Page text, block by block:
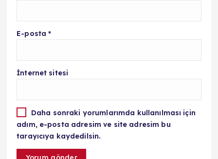
E-posta*
İnternet sitesi
Daha sonraki yorumlarımda kullanılması için
adım, e-posta adresim ve site adresim bu
tarayıcıya kaydedilsin.